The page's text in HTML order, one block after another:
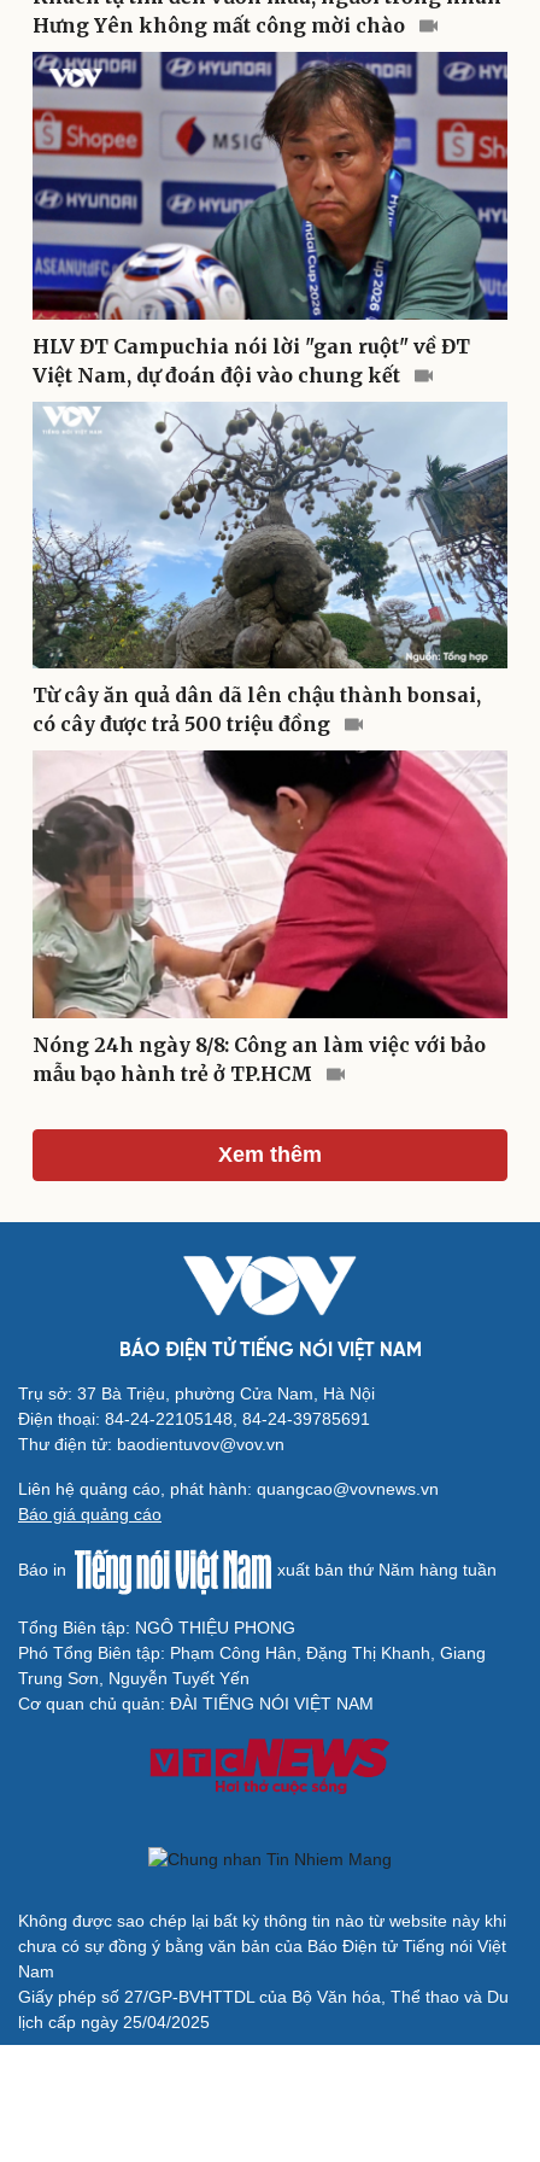
Sức khỏe
Dinh dưỡng - món ngon
Cây thuốc
Sản phụ khoa
Nhi khoa
Nam khoa
Làm đẹp - giảm cân
Phòng mạch online
Ăn sạch sống khỏe
Đời sống
Nhà đẹp
Blog
Tình yêu - Gia đình
Văn hóa
Sân khấu - Điện ảnh
Văn học
Âm nhạc
Giải trí
Nghệ sĩ
Thời trang
Sao Việt
Podcast
Kể chuyện cho bé
Hạt giống tâm hồn
Cải chính
Hưng Yên không mất công mời chào
HLV ĐT Campuchia nói lời "gan ruột" về ĐT
Việt Nam, dự đoán đội vào chung kết
Từ cây ăn quả dân dã lên chậu thành bonsai,
có cây được trả 500 triệu đồng
Nóng 24h ngày 8/8: Công an làm việc với bảo
mẫu bạo hành trẻ ở TP.HCM
Xem thêm
BÁO ĐIỆN TỬ TIẾNG NÓI VIỆT NAM
Trụ sở: 37 Bà Triệu, phường Cửa Nam, Hà Nội
Điện thoại: 84-24-22105148, 84-24-39785691
Thư điện tử: baodientuvov@vov.vn
Liên hệ quảng cáo, phát hành: quangcao@vovnews.vn
Báo giá quảng cáo
Báo in xuất bản thứ Năm hàng tuần
Tổng Biên tập: NGÔ THIỆU PHONG
Phó Tổng Biên tập: Phạm Công Hân, Đặng Thị Khanh, Giang
Trung Sơn, Nguyễn Tuyết Yến
Cơ quan chủ quản: ĐÀI TIẾNG NÓI VIỆT NAM
Không được sao chép lại bất kỳ thông tin nào từ website này khi
chưa có sự đồng ý bằng văn bản của Báo Điện tử Tiếng nói Việt
Nam
Giấy phép số 27/GP-BVHTTDL của Bộ Văn hóa, Thể thao và Du
lịch cấp ngày 25/04/2025